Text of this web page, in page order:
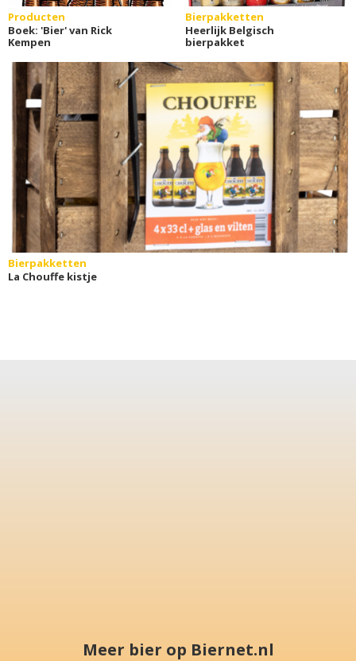
Producten
Boek: 'Bier' van Rick
Kempen
Bierpakketten
Heerlijk Belgisch
bierpakket
Bierpakketten
La Chouffe kistje
Meer bier op Biernet.nl